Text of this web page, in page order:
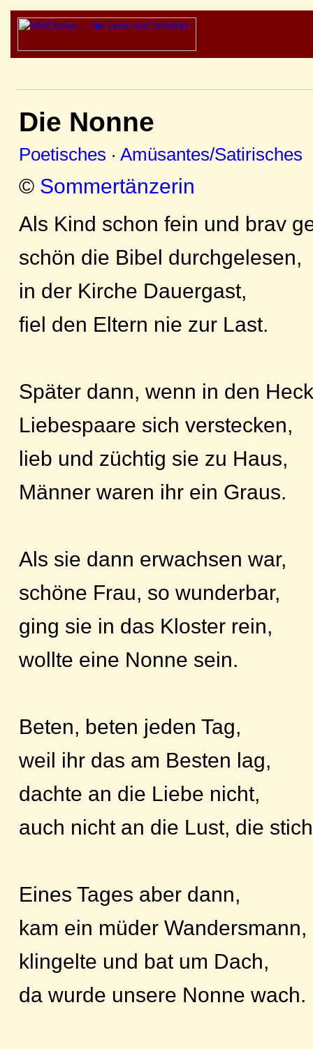
Die Nonne
Poetisches · Amüsantes/Satirisches
© Sommertänzerin
Als Kind schon fein und brav
schön die Bibel durchgelesen,
in der Kirche Dauergast,
fiel den Eltern nie zur Last.
Später dann, wenn in den
Liebespaare sich verstecken,
lieb und züchtig sie zu Haus,
Männer waren ihr ein Graus.
Als sie dann erwachsen war,
schöne Frau, so wunderbar,
ging sie in das Kloster rein,
wollte eine Nonne sein.
Beten, beten jeden Tag,
weil ihr das am Besten lag,
dachte an die Liebe nicht,
auch nicht an die Lust, die
Eines Tages aber dann,
kam ein müder Wandersmann,
klingelte und bat um Dach,
da wurde unsere Nonne wach.